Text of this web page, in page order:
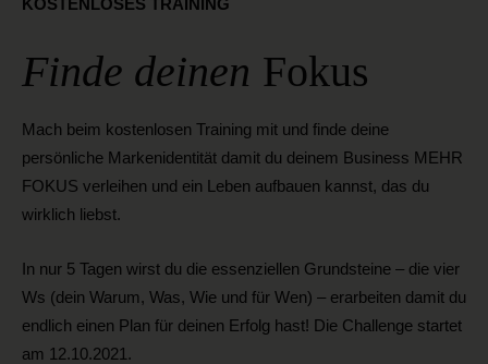
KOSTENLOSES TRAINING
Finde deinen Fokus
Mach beim kostenlosen Training mit und finde deine
persönliche Markenidentität damit du deinem Business MEHR
FOKUS verleihen und ein Leben aufbauen kannst, das du
wirklich liebst.
In nur 5 Tagen wirst du die essenziellen Grundsteine – die vier
Ws (dein Warum, Was, Wie und für Wen) – erarbeiten damit du
endlich einen Plan für deinen Erfolg hast! Die Challenge startet
am 12.10.2021.